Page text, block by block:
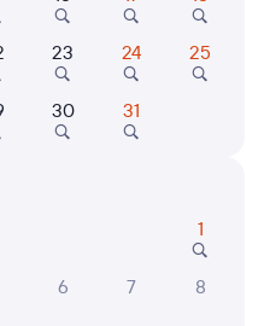
ещё 2
варианта
23 24 25
30 31
1
6 7 8